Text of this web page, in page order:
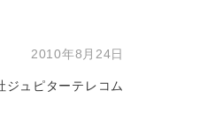
ガス
る物件も！
ガス
2010年8月24日
ジュピターテレコム